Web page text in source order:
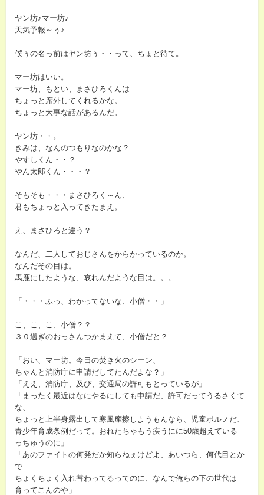
ヤン坊♪マー坊♪
天気予報～ぅ♪
僕ぅの名っ前はヤン坊ぅ・・って、ちょと待て。
マー坊はいい。
マー坊、もとい、まさひろくんは
ちょっと席外してくれるかな。
ちょっと大事な話があるんだ。
ヤン坊・・。
きみは、なんのつもりなのかな？
やすしくん・・？
やん太郎くん・・・？
そもそも・・・まさひろく～ん、
君もちょっと入ってきたまえ。
え、まさひろと違う？
なんだ、二人しておじさんをからかっているのか。
なんだその目は。
馬鹿にしたような、哀れんだような目は。。。
「・・・ふっ、わかってないな、小僧・・」
こ、こ、こ、小僧？？
３０過ぎのおっさんつかまえて、小僧だと？
「おい、マー坊。今日の焚き火のシーン、
ちゃんと消防庁に申請だしてたんだよな？」
「ええ、消防庁、及び、交通局の許可もとっているが」
「まったく最近はなにやるにしても申請だ、許可だってうるさくて
な、
ちょっと上半身露出して寒風摩擦しようもんなら、児童ポルノだ、
青少年育成条例だって。おれたちゃもう疾うにに50歳超えている
っちゅうのに」
「あのファイトの何発だか知らねぇけどよ、あいつら、何代目とか
で
ちょくちょく入れ替わってるってのに、なんで俺らの下の世代は
育ってこんのや」